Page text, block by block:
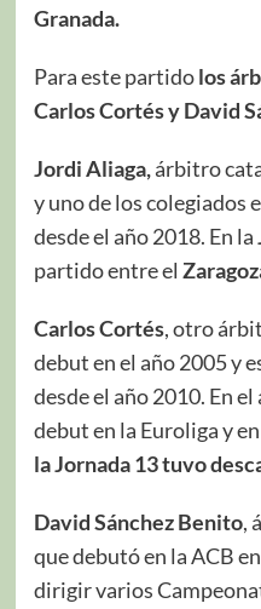
Granada.
Para este partidolos
Carlos Cortés y David
Jordi Aliaga,árbitro
y uno de los colegiados
desde el año 2018. En la
partido entre el
Carlos Cortés, otro
debut en el año 2005 y
desde el año 2010. En
debut en la Euroliga y
la Jornada 13 tuvo
David Sánchez Benito,
que debutó en la ACB
dirigir varios